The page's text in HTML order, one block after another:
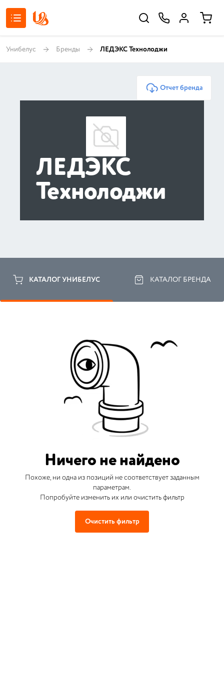
Унибелус Бренды ЛЕДЭКС Технолоджи
Отчет бренда
ЛЕДЭКС
Технолоджи
КАТАЛОГ УНИБЕЛУС КАТАЛОГ БРЕНДА
Ничего не найдено
Похоже, ни одна из позиций не соответствует заданным
параметрам.
Попробуйте изменить их или очистить фильтр
Очистить фильтр